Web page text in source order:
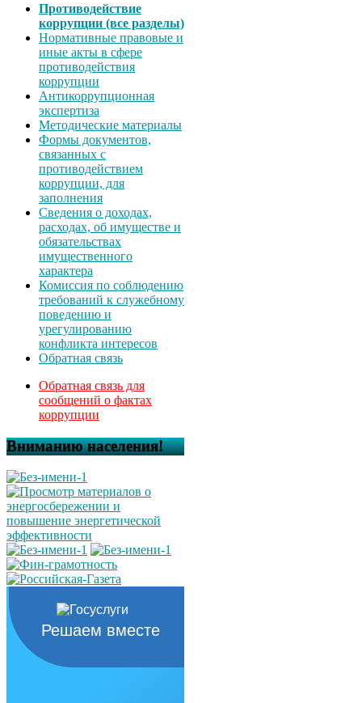
Противодействие
коррупции (все разделы)
Нормативные правовые и
иные акты в сфере
противодействия
коррупции
Антикоррупционная
экспертиза
Методические материалы
Формы документов,
связанных с
противодействием
коррупции, для
заполнения
Сведения о доходах,
расходах, об имуществе и
обязательствах
имущественного
характера
Комиссия по соблюдению
требований к служебному
поведению и
урегулированию
конфликта интересов
Обратная связь
Обратная связь для
сообщений о фактах
коррупции
Вниманию населения!
Решаем вместе